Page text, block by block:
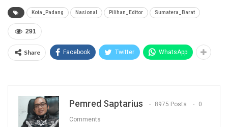
Kota_Padang Nasional Pilihan_Editor Sumatera_Barat
291
Share Facebook Twitter WhatsApp
Pemred Saptarius 8975 Posts 0
Comments